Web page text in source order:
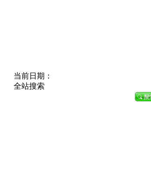
当前日期：
全站搜索